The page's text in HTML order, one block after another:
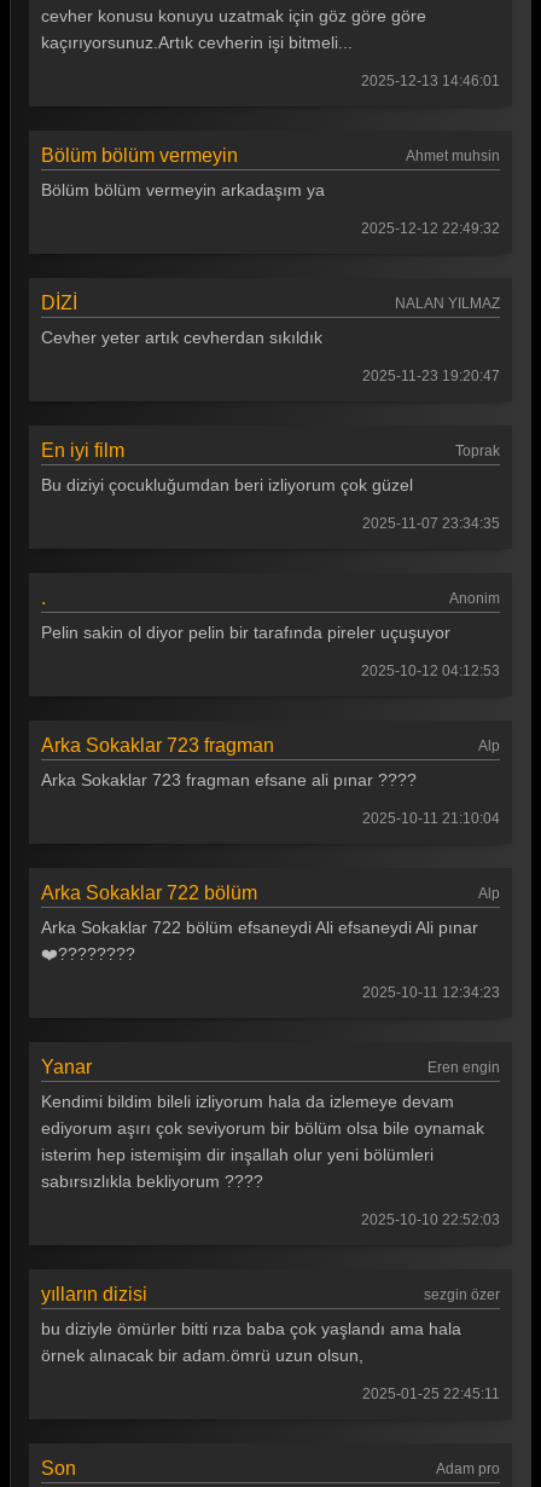
Arka Sokaklar 117. Bölüm
Arka Sokaklar 114. Bölüm
Arka Sokaklar 113. Bölüm
Arka Sokaklar 110. Bölüm
Arka Sokaklar 107. Bölüm
Arka Sokaklar 106. Bölüm
Arka Sokaklar 103. Bölüm
Arka Sokaklar 100. Bölüm
Arka Sokaklar 97. Bölüm
Arka Sokaklar 96. Bölüm
Arka Sokaklar 93. Bölüm
Arka Sokaklar 92. Bölüm
Arka Sokaklar 91. Bölüm
Arka Sokaklar 90. Bölüm
Arka Sokaklar 87. Bölüm
Arka Sokaklar 86. Bölüm
cevher konusu konuyu uzatmak için göz göre göre
kaçırıyorsunuz.Artık cevherin işi bitmeli...
2025-12-13 14:46:01
Bölüm bölüm vermeyin Ahmet muhsin
Bölüm bölüm vermeyin arkadaşım ya
2025-12-12 22:49:32
DİZİ NALAN YILMAZ
Cevher yeter artık cevherdan sıkıldık
2025-11-23 19:20:47
En iyi film Toprak
Bu diziyi çocukluğumdan beri izliyorum çok güzel
2025-11-07 23:34:35
. Anonim
Pelin sakin ol diyor pelin bir tarafında pireler uçuşuyor
2025-10-12 04:12:53
Arka Sokaklar 723 fragman Alp
Arka Sokaklar 723 fragman efsane ali pınar ????
2025-10-11 21:10:04
Arka Sokaklar 722 bölüm Alp
Arka Sokaklar 722 bölüm efsaneydi Ali efsaneydi Ali pınar
❤️????????
2025-10-11 12:34:23
Yanar Eren engin
Kendimi bildim bileli izliyorum hala da izlemeye devam
ediyorum aşırı çok seviyorum bir bölüm olsa bile oynamak
isterim hep istemişim dir inşallah olur yeni bölümleri
sabırsızlıkla bekliyorum ????
2025-10-10 22:52:03
yılların dizisi sezgin özer
bu diziyle ömürler bitti rıza baba çok yaşlandı ama hala
örnek alınacak bir adam.ömrü uzun olsun,
2025-01-25 22:45:11
Son Adam pro